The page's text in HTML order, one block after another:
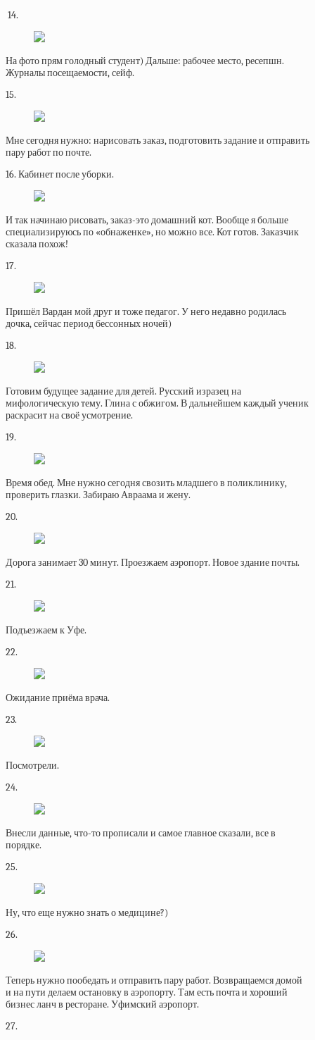
14.
На фото прям голодный студент) Дальше: рабочее место, ресепшн.
Журналы посещаемости, сейф.
15.
Мне сегодня нужно: нарисовать заказ, подготовить задание и отправить
пару работ по почте.
16. Кабинет после уборки.
И так начинаю рисовать, заказ-это домашний кот. Вообще я больше
специализируюсь по «обнаженке», но можно все. Кот готов. Заказчик
сказала похож!
17.
Пришёл Вардан мой друг и тоже педагог. У него недавно родилась
дочка, сейчас период бессонных ночей)
18.
Готовим будущее задание для детей. Русский изразец на
мифологическую тему. Глина с обжигом. В дальнейшем каждый ученик
раскрасит на своё усмотрение.
19.
Время обед. Мне нужно сегодня свозить младшего в поликлинику,
проверить глазки. Забираю Авраама и жену.
20.
Дорога занимает 30 минут. Проезжаем аэропорт. Новое здание почты.
21.
Подъезжаем к Уфе.
22.
Ожидание приёма врача.
23.
Посмотрели.
24.
Внесли данные, что-то прописали и самое главное сказали, все в
порядке.
25.
Ну, что еще нужно знать о медицине?)
26.
Теперь нужно пообедать и отправить пару работ. Возвращаемся домой
и на пути делаем остановку в аэропорту. Там есть почта и хороший
бизнес ланч в ресторане. Уфимский аэропорт.
27.